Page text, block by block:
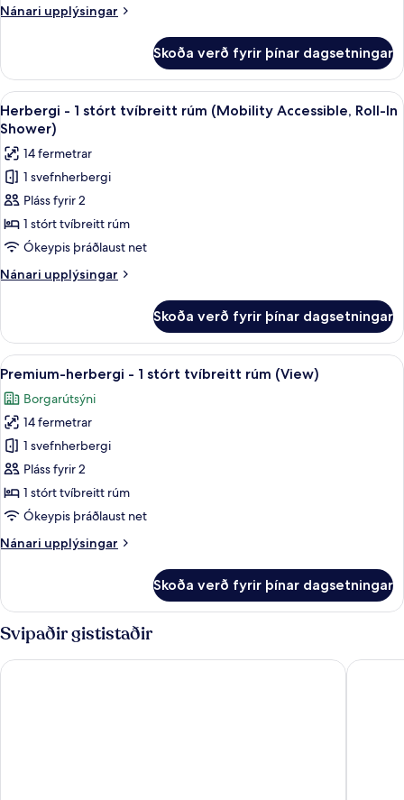
tvíbreitt
Floor)
Nánari upplýsingar
Nánari
-
stórt
tvíbreitt
(High
Floor)
Skoða verð fyrir þínar dagsetningar
Skoða
allar
myndir
fyrir
Herbergi
-
1
stórt
tvíbreitt
rúm
Accessible,
Roll-
In
Shower)
Herbergi - 1 stórt tvíbreitt rúm
8
Herbergi - 1 stórt tvíbreitt rúm (Mobility Accessible, Roll-In
Shower)
14 fermetrar
1 svefnherbergi
Pláss fyrir 2
1 stórt tvíbreitt rúm
Ókeypis þráðlaust net
Nánari upplýsingar
Nánari
-
stórt
rúm
(Mobility
Accessible,
Roll-
In
Shower)
Skoða verð fyrir þínar dagsetningar
Skoða
allar
myndir
fyrir
Premium-
herbergi
-
1
tvíbreitt
Premium-herbergi - 1 stórt tvíbreitt
11
Premium-herbergi - 1 stórt tvíbreitt rúm (View)
Borgarútsýni
14 fermetrar
1 svefnherbergi
Pláss fyrir 2
1 stórt tvíbreitt rúm
Ókeypis þráðlaust net
Nánari upplýsingar
Nánari
herbergi
1
tvíbreitt
Skoða verð fyrir þínar dagsetningar
Svipaðir gististaðir
Courtyard by Marriott Paris Gare de Lyon Holiday